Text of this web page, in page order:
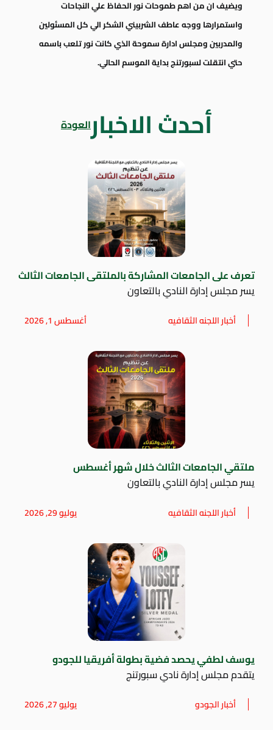
ويضيف ان من اهم طموحات نور الحفاظ علي النجاحات
واستمرارها ووجه عاطف الشربيني الشكر الي كل المسئولين
والمدربين ومجلس ادارة سموحة الذي كانت نور تلعب باسمه
حتي انتقلت لسبورتنج بداية الموسم الحالي.
أحدث الاخبارالعودة
تعرف على الجامعات المشاركة بالملتقى الجامعات الثالث
يسر مجلس إدارة النادي بالتعاون
أخبار اللجنه الثقافيه أغسطس 1, 2026
ملتقي الجامعات الثالث خلال شهر أغسطس
يسر مجلس إدارة النادي بالتعاون
أخبار اللجنه الثقافيه يوليو 29, 2026
يوسف لطفي يحصد فضية بطولة أفريقيا للجودو
يتقدم مجلس إدارة نادي سبورتنج
أخبار الجودو يوليو 27, 2026